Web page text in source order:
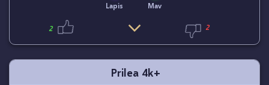
2 2
Lapis Mav
Prilea 4k+